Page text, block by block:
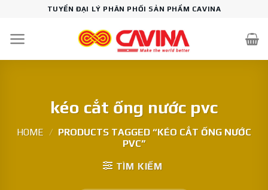
content
TUYỂN ĐẠI LÝ PHÂN PHỐI SẢN PHẨM CAVINA
kéo cắt ống nước pvc
HOME / PRODUCTS TAGGED “KÉO CẮT ỐNG NƯỚC
PVC”
TÌM KIẾM